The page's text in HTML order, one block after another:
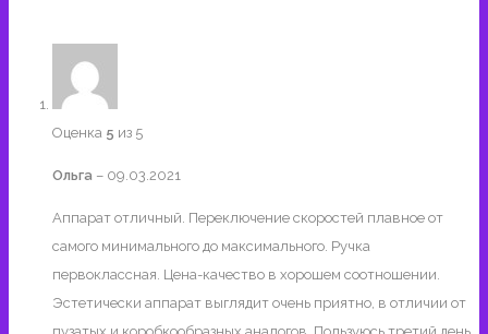
Оценка 5 из 5
Ольга – 09.03.2021
Аппарат отличный. Переключение скоростей плавное от
самого минимального до максимального. Ручка
первоклассная. Цена-качество в хорошем соотношении.
Эстетически аппарат выглядит очень приятно, в отличии от